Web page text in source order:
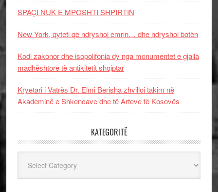
SPAÇI NUK E MPOSHTI SHPIRTIN
New York, qyteti që ndryshoi emrin… dhe ndryshoi botën
Kodi zakonor dhe isopolifonia dy nga monumentet e gjalla
madhështore të antikitetit shqiptar
Kryetari i Vatrës Dr. Elmi Berisha zhvilloi takim në
Akademinë e Shkencave dhe të Arteve të Kosovës
KATEGORITË